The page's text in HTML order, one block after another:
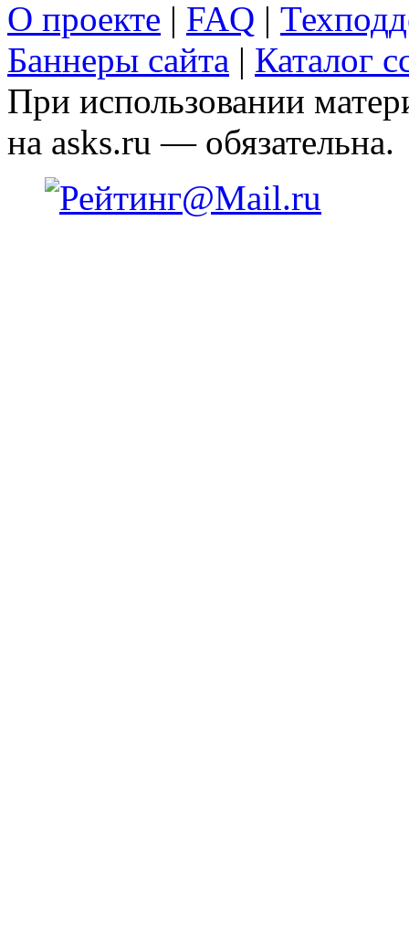
О проекте | FAQ |
Баннеры сайта | Каталог
При использовании
на asks.ru — обязательна.